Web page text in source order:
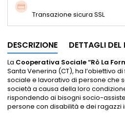
Transazione sicura SSL
DESCRIZIONE DETTAGLI
La Cooperativa Sociale “Rò La
Santa Venerina (CT), ha l’obiettivo
sociale e lavorativo di persone che
società a causa della loro
rispondendo ai bisogni socio-
persone con disabilità e dei ragazzi